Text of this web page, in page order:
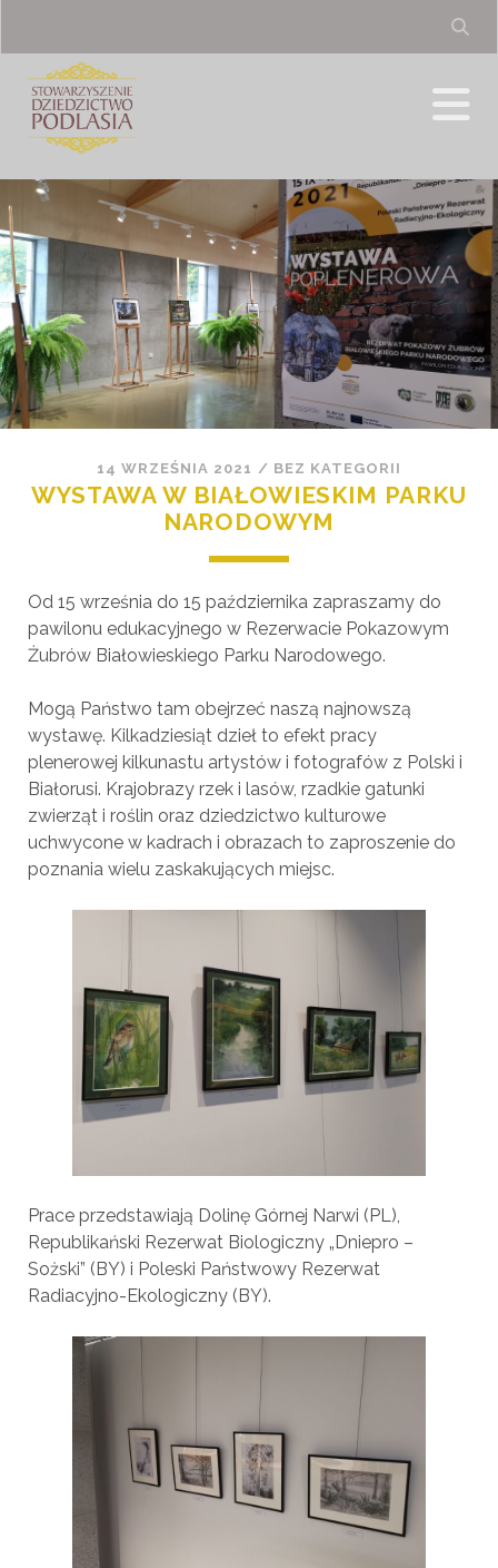
14 WRZEŚNIA 2021 / BEZ KATEGORII
WYSTAWA W BIAŁOWIESKIM PARKU
NARODOWYM
Od 15 września do 15 października zapraszamy do
pawilonu edukacyjnego w Rezerwacie Pokazowym
Żubrów Białowieskiego Parku Narodowego.
Mogą Państwo tam obejrzeć naszą najnowszą
wystawę. Kilkadziesiąt dzieł to efekt pracy
plenerowej kilkunastu artystów i fotografów z Polski i
Białorusi. Krajobrazy rzek i lasów, rzadkie gatunki
zwierząt i roślin oraz dziedzictwo kulturowe
uchwycone w kadrach i obrazach to zaproszenie do
poznania wielu zaskakujących miejsc.
Prace przedstawiają Dolinę Górnej Narwi (PL),
Republikański Rezerwat Biologiczny „Dniepro –
Sożski” (BY) i Poleski Państwowy Rezerwat
Radiacyjno-Ekologiczny (BY).